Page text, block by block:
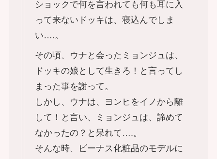
ショックで何を言われても何も耳に入
って来ないドッキは、寝込んでしま
い….。
その頃、ウナと会ったミョンジュは、
ドッキの娘として生きろ！と言ってし
まった事を謝って。
しかし、ウナは、ヨンヒをイノから離
して！と言い、ミョンジュは、諦めて
なかったの？と呆れて….。
そんな時、ビーナス化粧品のモデルに